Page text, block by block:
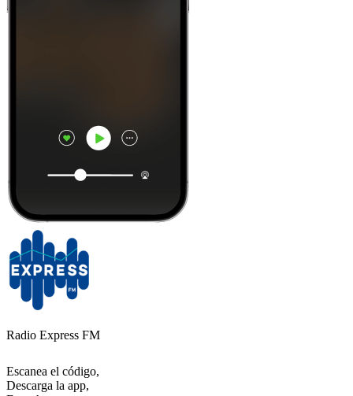
Radio Express FM
Escanea el código,
Descarga la app,